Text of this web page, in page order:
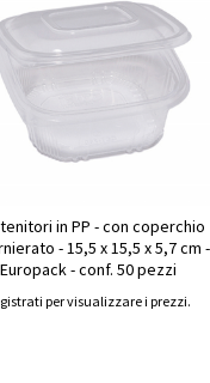
in PP - con coperchio
- 15,5 x 15,5 x 5,7 cm -
Europack - conf. 50 pezzi
per visualizzare i prezzi.